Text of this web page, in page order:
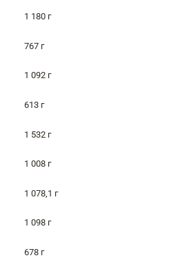
1 180 г
767 г
1 092 г
613 г
1 532 г
1 008 г
1 078,1 г
1 098 г
678 г